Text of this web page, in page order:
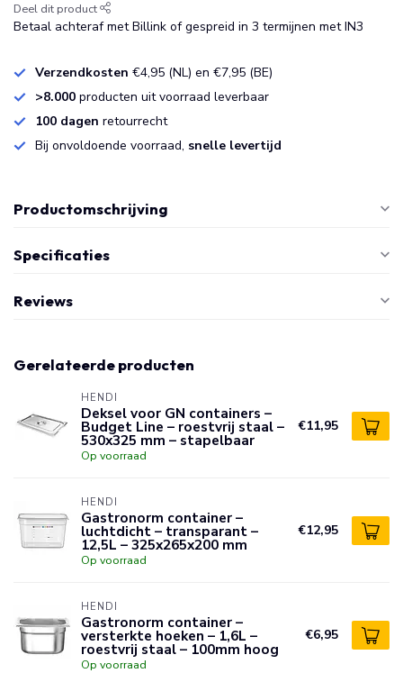
Deel dit product
Betaal achteraf met Billink of gespreid in 3 termijnen met IN3
Verzendkosten €4,95 (NL) en €7,95 (BE)
>8.000 producten uit voorraad leverbaar
100 dagen retourrecht
Bij onvoldoende voorraad, snelle levertijd
Productomschrijving
Specificaties
Reviews
Gerelateerde producten
HENDI
Deksel voor GN containers –
Budget Line – roestvrij staal –
530x325 mm – stapelbaar
Op voorraad
€11,95
HENDI
Gastronorm container –
luchtdicht – transparant –
12,5L – 325x265x200 mm
Op voorraad
€12,95
HENDI
Gastronorm container –
versterkte hoeken – 1,6L –
roestvrij staal – 100mm hoog
Op voorraad
€6,95